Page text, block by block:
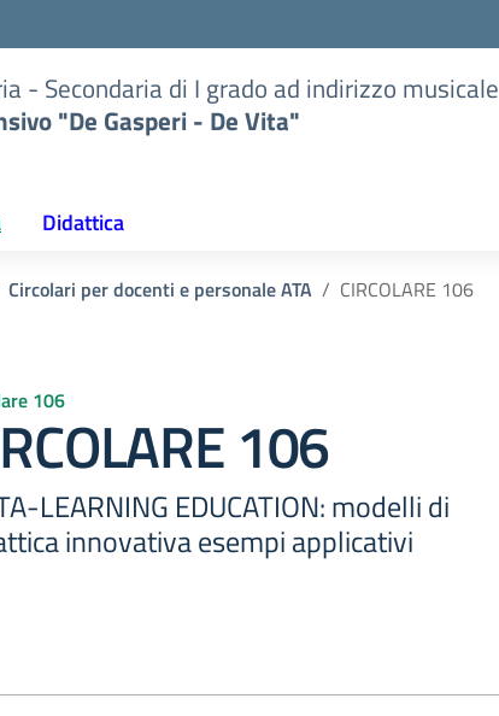
- Secondaria di I grado ad indirizzo musicale
"De Gasperi - De Vita"
Didattica
Circolari per docenti e personale ATA CIRCOLARE 106
106
106
LEARNING EDUCATION: modelli di
innovativa esempi applicativi